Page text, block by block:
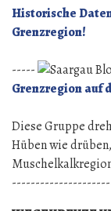
große
Historische
Grenzregion!
-----
Grenzregion auf
Diese Gruppe
Hüben wie